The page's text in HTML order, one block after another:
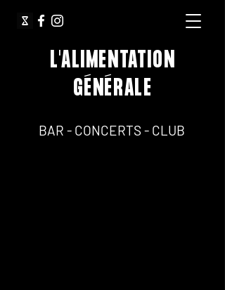
L'ALIMENTATION
GÉNÉRALE
BAR - CONCERTS - CLUB